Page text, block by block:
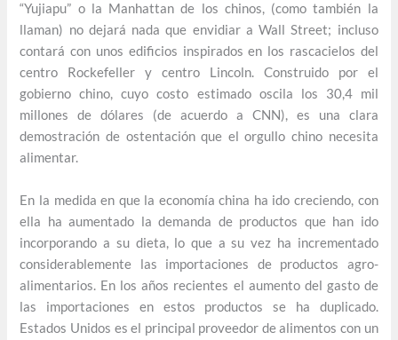
“Yujiapu” o la Manhattan de los chinos, (como también la
llaman) no dejará nada que envidiar a Wall Street; incluso
contará con unos edificios inspirados en los rascacielos del
centro Rockefeller y centro Lincoln. Construido por el
gobierno chino, cuyo costo estimado oscila los 30,4 mil
millones de dólares (de acuerdo a CNN), es una clara
demostración de ostentación que el orgullo chino necesita
alimentar.
En la medida en que la economía china ha ido creciendo, con
ella ha aumentado la demanda de productos que han ido
incorporando a su dieta, lo que a su vez ha incrementado
considerablemente las importaciones de productos agro-
alimentarios. En los años recientes el aumento del gasto de
las importaciones en estos productos se ha duplicado.
Estados Unidos es el principal proveedor de alimentos con un